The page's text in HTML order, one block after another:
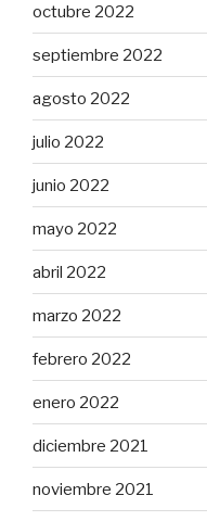
octubre 2022
septiembre 2022
agosto 2022
julio 2022
junio 2022
mayo 2022
abril 2022
marzo 2022
febrero 2022
enero 2022
diciembre 2021
noviembre 2021